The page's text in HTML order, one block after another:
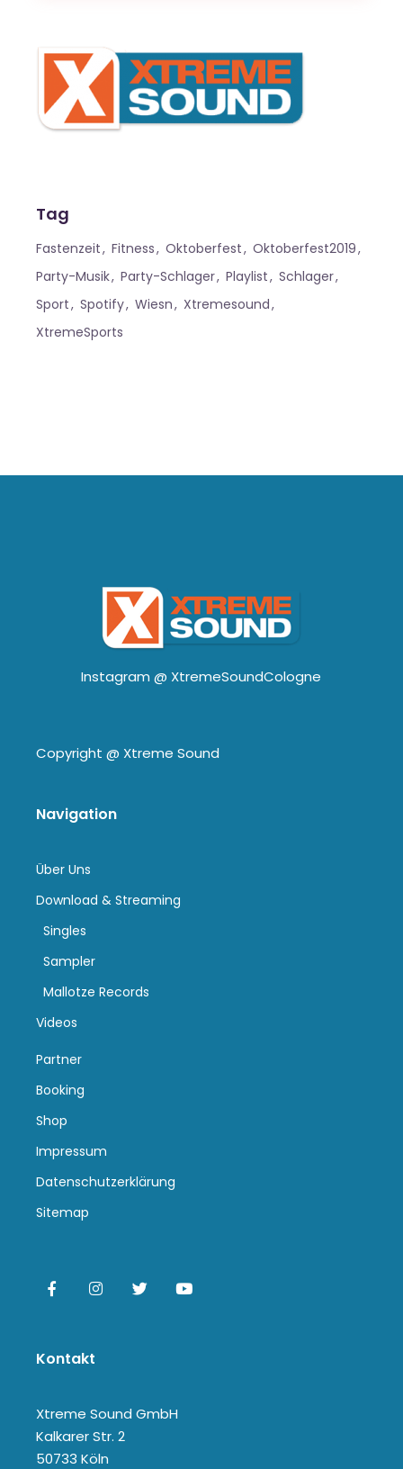
Tag
Fastenzeit Fitness Oktoberfest
Oktoberfest2019
Party-Musik
Party-Schlager Playlist
Schlager
Sport
Spotify Wiesn
Xtremesound
XtremeSports
Instagram @ XtremeSoundCologne
Copyright @ Xtreme Sound
Navigation
Über Uns
Download & Streaming
Singles
Sampler
Mallotze Records
Videos
Partner
Booking
Shop
Impressum
Datenschutzerklärung
Sitemap
Kontakt
Xtreme Sound GmbH
Kalkarer Str. 2
50733 Köln